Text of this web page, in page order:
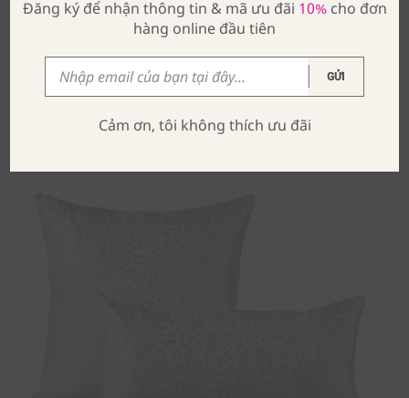
THÊM VÀO GIỎ HÀNG
Đăng ký để nhận thông tin & mã ưu đãi 10%cho đơn
hàng online đầu tiên
GỬI
Cảm ơn, tôi không thích ưu đãi